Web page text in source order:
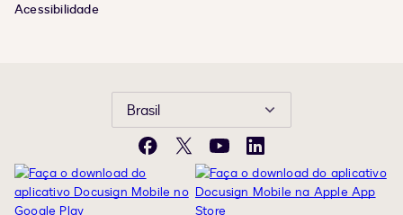
Acessibilidade
Brasil
Facebook
X YouTubeLinkedIn